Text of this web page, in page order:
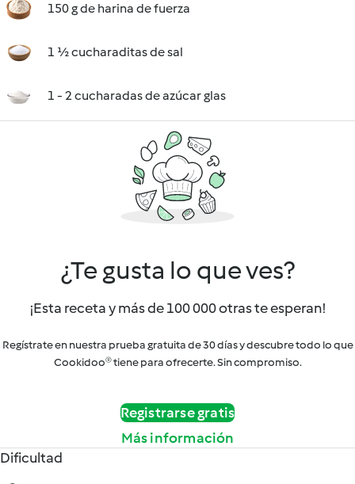
150 g de harina de fuerza
1 ½ cucharaditas de sal
1 - 2 cucharadas de azúcar glas
¿Te gusta lo que ves?
¡Esta receta y más de 100 000 otras te esperan!
Regístrate en nuestra prueba gratuita de 30 días y descubre todo lo que
Cookidoo® tiene para ofrecerte. Sin compromiso.
Registrarse gratis
Más información
Dificultad